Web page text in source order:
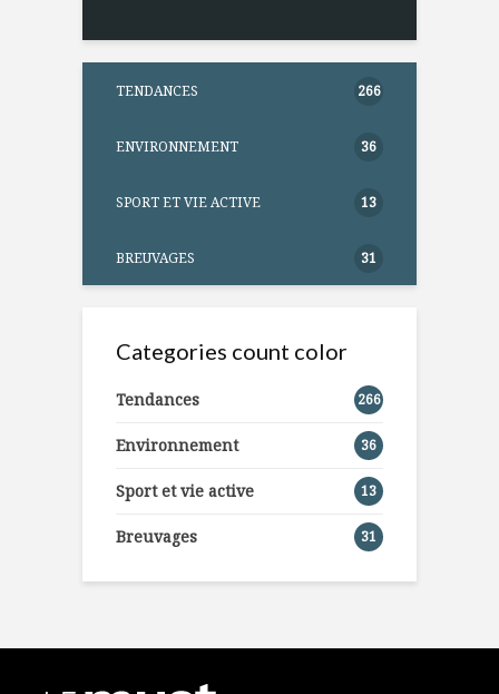
TENDANCES 266
ENVIRONNEMENT 36
SPORT ET VIE ACTIVE 13
BREUVAGES 31
Categories count color
Tendances 266
Environnement 36
Sport et vie active 13
Breuvages 31